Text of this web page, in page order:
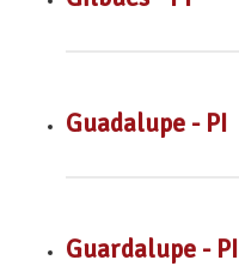
Guadalupe - PI
Guardalupe - PI